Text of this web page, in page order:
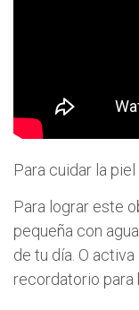
Para cuidar la
Para lograr este
pequeña con
de tu día. O
recordatorio para